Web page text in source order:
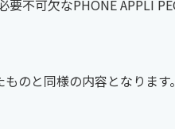
不可欠なPHONE APPLI
のと同様の内容となります。